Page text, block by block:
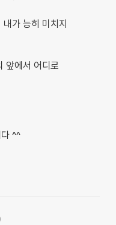
가 능히 미치지
앞에서 어디로
^^